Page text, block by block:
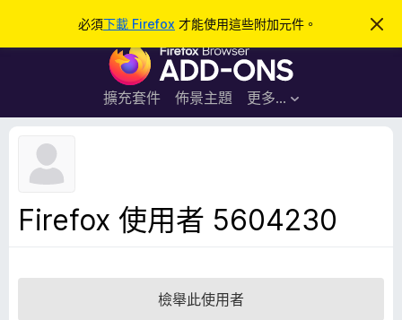
必須下載 Firefox 才能使用這些附加元件。
忽
此
F
r
e
瀏
加
元
擴充套件 佈景主題 更多…
登入
Firefox 使用者 5604230
檢舉此使用者